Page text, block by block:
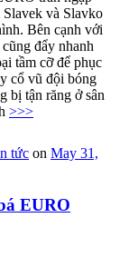
Slavek và Slavko
Bên cạnh với
đẩy nhanh
tầm cỡ để phục
cổ vũ đội bóng
bị tận răng ở sân
>>>
tức on May 31,
EURO